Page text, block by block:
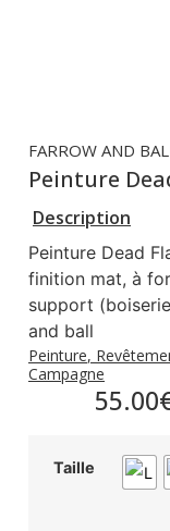
FARROW AND
Peinture
Description
Peinture Dead
finition mat, à
support
and ball
Peinture,
Campagne
55.00
Taille